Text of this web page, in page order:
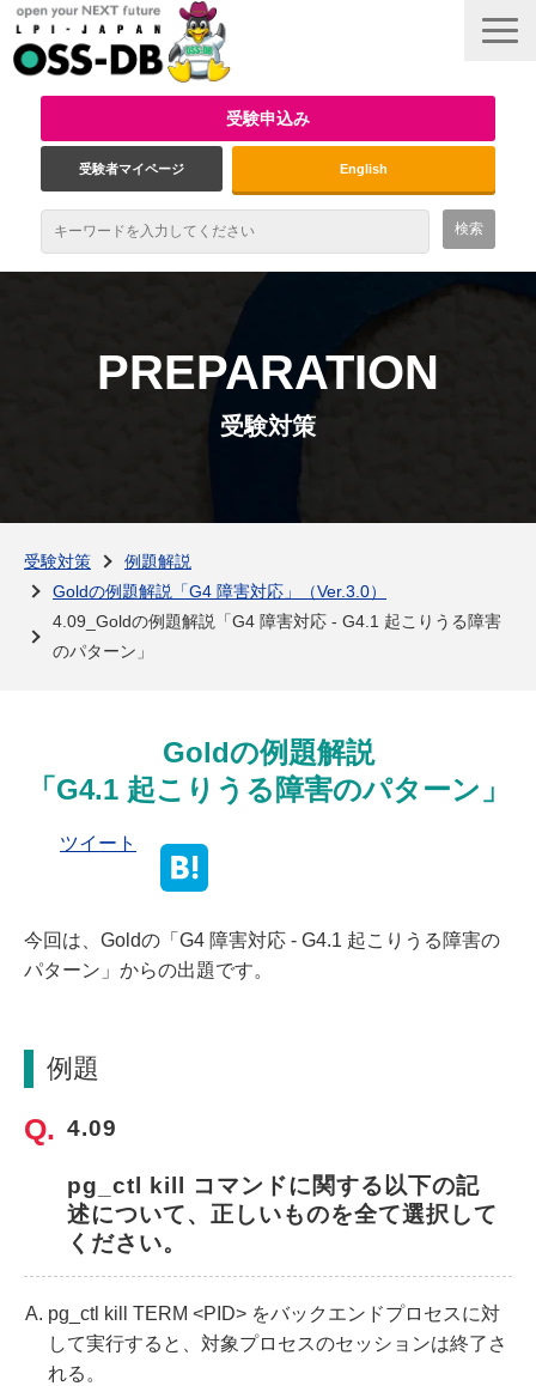
受験申込み
受験者マイページ English
最新情報
試験概要
資格取得のメリット
受験対策
PREPARATION
受験対策
受験対策
例題解説
Goldの例題解説「G4 障害対応」（Ver.3.0）
4.09_Goldの例題解説「G4 障害対応 - G4.1 起こりうる障害
のパターン」
Goldの例題解説
「G4.1 起こりうる障害のパターン」
ツイート
今回は、Goldの「G4 障害対応 - G4.1 起こりうる障害の
パターン」からの出題です。
例題
4.09
pg_ctl kill コマンドに関する以下の記
述について、正しいものを全て選択して
ください。
pg_ctl kill TERM <PID> をバックエンドプロセスに対
して実行すると、対象プロセスのセッションは終了さ
れる。